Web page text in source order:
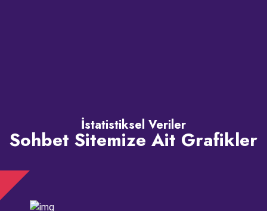
İstatistiksel Veriler
Sohbet Sitemize Ait Grafikler